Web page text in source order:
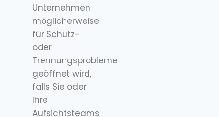
Unternehmen
möglicherweise
für Schutz-
oder
Trennungsprobleme
geöffnet wird,
falls Sie oder
Ihre
Aufsichtsteams